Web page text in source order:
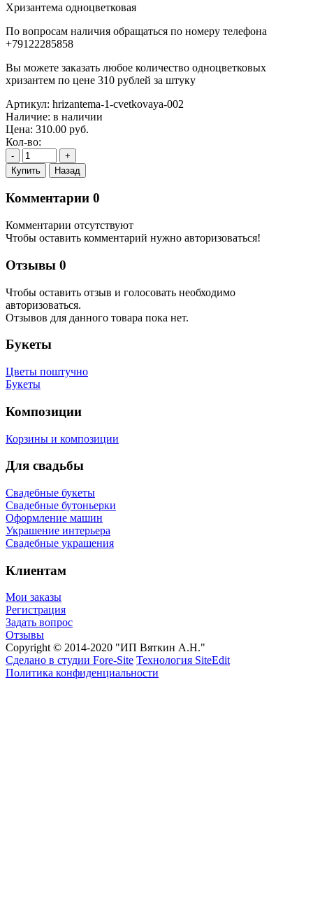
Хризантема одноцветковая
По вопросам наличия обращаться по номеру телефона
+79122285858
Вы можете заказать любое количество одноцветковых
хризантем по цене 310 рублей за штуку
Артикул: hrizantema-1-cvetkovaya-002
Наличие: в наличии
Цена: 310.00 руб.
Кол-во:
-
+
Купить
Назад
Комментарии 0
Комментарии отсутствуют
Чтобы оставить комментарий нужно авторизоваться!
Отзывы 0
Чтобы оcтавить отзыв и голосовать необходимо
авторизоваться.
Отзывов для данного товара пока нет.
Букеты
Цветы поштучно
Букеты
Композиции
Корзины и композиции
Для свадьбы
Свадебные букеты
Свадебные бутоньерки
Оформление машин
Украшение интерьера
Cвадебные украшения
Клиентам
Мои заказы
Регистрация
Задать вопрос
Отзывы
Copyright © 2014-2020 "ИП Вяткин А.Н."
Сделано в студии Fore-Site Технология SiteEdit
Политика конфиденциальности